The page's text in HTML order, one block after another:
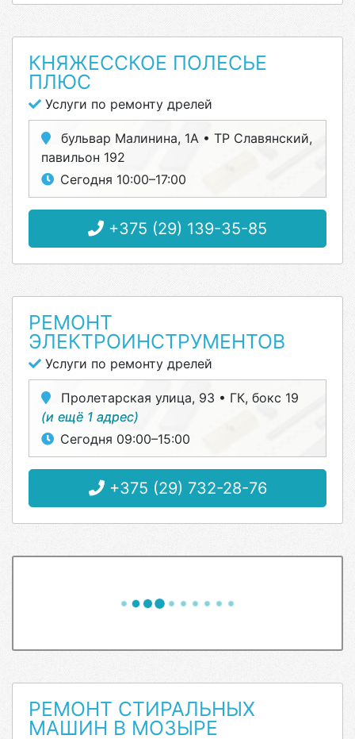
КНЯЖЕССКОЕ ПОЛЕСЬЕ
ПЛЮС
Услуги по ремонту дрелей
бульвар Малинина, 1А • ТР Славянский,
павильон 192
Сегодня 10:00–17:00
+375 (29) 139-35-85
РЕМОНТ
ЭЛЕКТРОИНСТРУМЕНТОВ
Услуги по ремонту дрелей
Пролетарская улица, 93 • ГК, бокс 19
(и ещё 1 адрес)
Сегодня 09:00–15:00
+375 (29) 732-28-76
РЕМОНТ СТИРАЛЬНЫХ
МАШИН В МОЗЫРЕ